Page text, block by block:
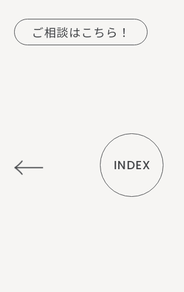
ご相談はこちら！
INDEX